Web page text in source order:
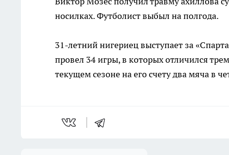
носилках. Футболист выбыл на полгода.
31-летний нигериец выступает за
провел 34 игры, в которых отличился
текущем сезоне на его счету два мяча в